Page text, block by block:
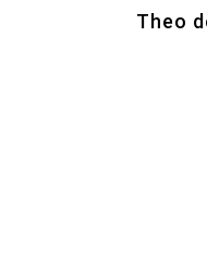
Theo